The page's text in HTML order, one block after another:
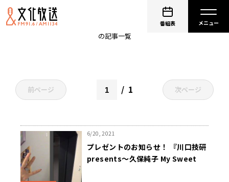
番組表
の記事一覧
前ページ 1 次ページ
6/20, 2021
プレゼントのお知らせ！ 『川口技研
presents～久保純子 My Sweet